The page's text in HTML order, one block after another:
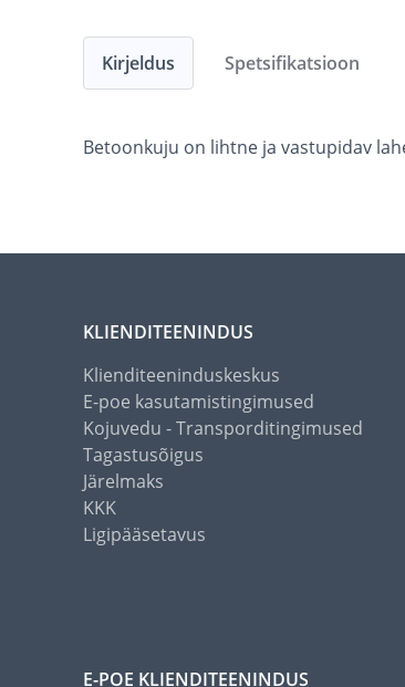
Kirjeldus
Betoonkuju on lihtne ja vastupidav
Spetsifikatsioon
KLIENDITEENINDUS
Klienditeeninduskeskus
E-poe kasutamistingimused
Kojuvedu - Transporditingimused
Tagastusõigus
Järelmaks
KKK
Ligipääsetavus
E-POE KLIENDITEENINDUS